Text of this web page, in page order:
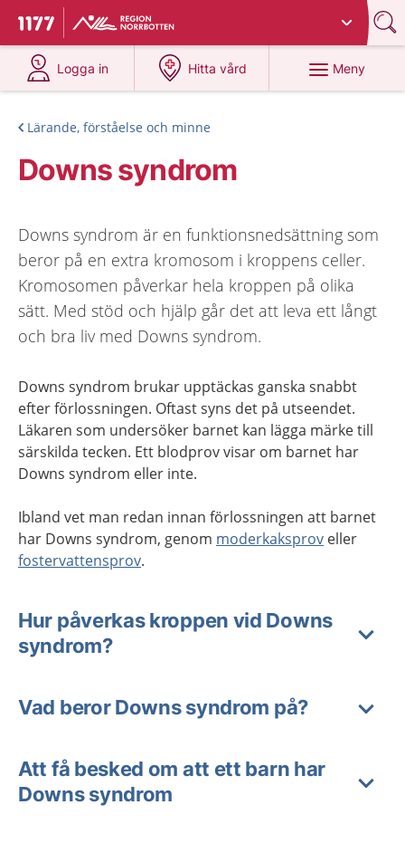
Till startsidan för 1177
Du har valt region
Logga in
på 1177.se
Hitta vård
på 1177.se
Meny
Lärande, förståelse och minne
Downs syndrom
Downs syndrom är en funktionsnedsättning som
beror på en extra kromosom i kroppens celler.
Kromosomen påverkar hela kroppen på olika
sätt. Med stöd och hjälp går det att leva ett långt
och bra liv med Downs syndrom.
Downs syndrom brukar upptäckas ganska snabbt
efter förlossningen. Oftast syns det på utseendet.
Läkaren som undersöker barnet kan lägga märke till
särskilda tecken. Ett blodprov visar om barnet har
Downs syndrom eller inte.
Ibland vet man redan innan förlossningen att barnet
har Downs syndrom, genom moderkaksprov eller
fostervattensprov.
Hur påverkas kroppen vid Downs
syndrom?
Vad beror Downs syndrom på?
Att få besked om att ett barn har
Downs syndrom